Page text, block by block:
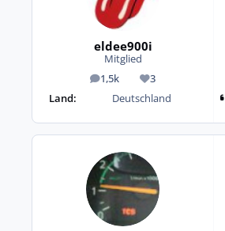
eldee900i
Mitglied
1,5k
Beiträge 3
Reputation
Land:
Deutschland